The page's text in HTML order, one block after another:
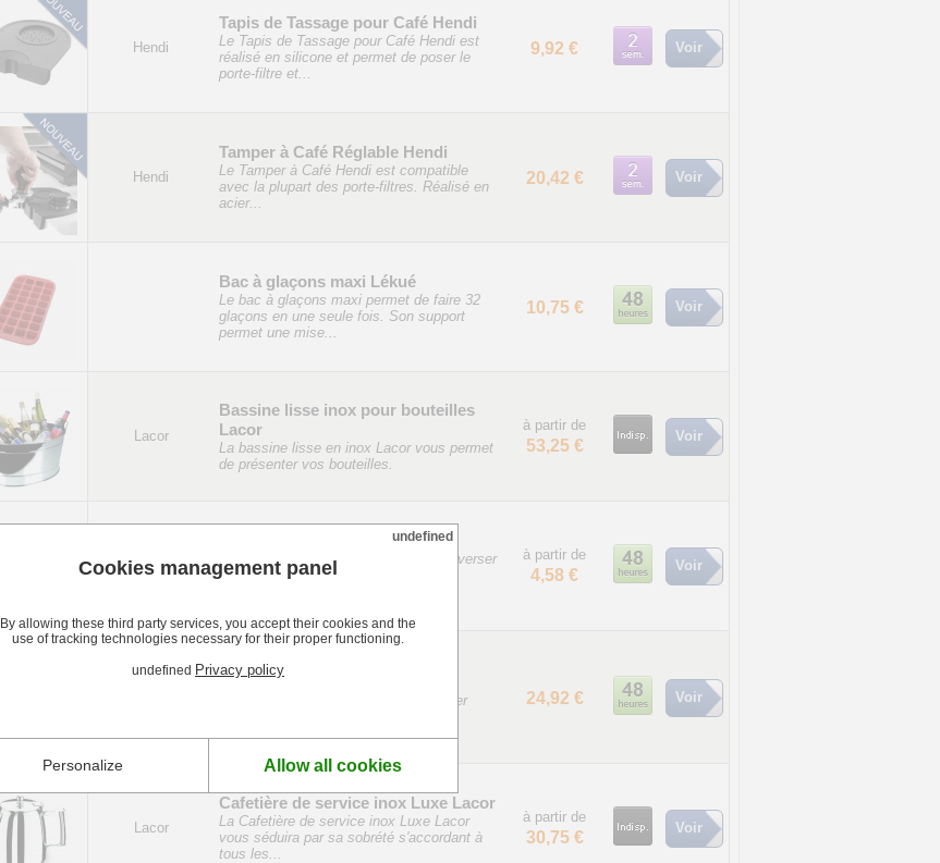
Hendi
Tapis de Tassage pour Café Hendi
Le Tapis de Tassage pour Café Hendi est
réalisé en silicone et permet de poser le
porte-filtre et...
9,92 € Voir
Hendi
Tamper à Café Réglable Hendi
Le Tamper à Café Hendi est compatible
avec la plupart des porte-filtres. Réalisé en
acier...
20,42 € Voir
Bac à glaçons maxi Lékué
Le bac à glaçons maxi permet de faire 32
glaçons en une seule fois. Son support
permet une mise...
10,75 € Voir
Lacor
Bassine lisse inox pour bouteilles
Lacor
La bassine lisse en inox Lacor vous permet
de présenter vos bouteilles.
à partir de
53,25 €
Voir
Tellier
Le Doseur à bille Tellier permet de ne verser
que la quantité de liquide prédéfini. Le
à partir de
4,58 €
Voir
Broyeur à Glace Manuel
Professionnel Louis Tellier
Le Broyeur à Glace Manuel Louis tellier
24,92 € Voir
Lacor
Cafetière de service inox Luxe Lacor
La Cafetière de service inox Luxe Lacor
vous séduira par sa sobrété s'accordant à
tous les...
à partir de
30,75 €
Voir
undefined
Cookies management panel
By allowing these third party services, you accept their cookies and the
use of tracking technologies necessary for their proper functioning.
undefined Privacy policy
Personalize Allow all cookies